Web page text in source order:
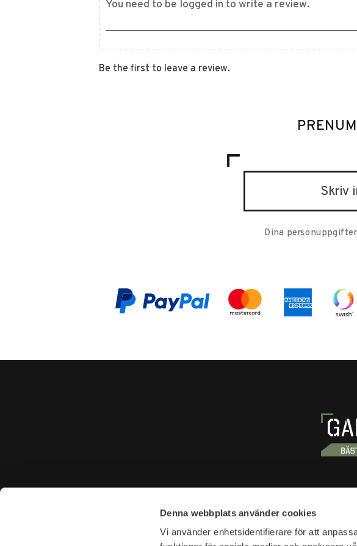
Denna webbplats använder cookies
Vi använder enhetsidentifierare för att
Be the first to leave a review.
Dina
Tegnérgatan 20